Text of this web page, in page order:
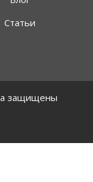
Статьи
защищены